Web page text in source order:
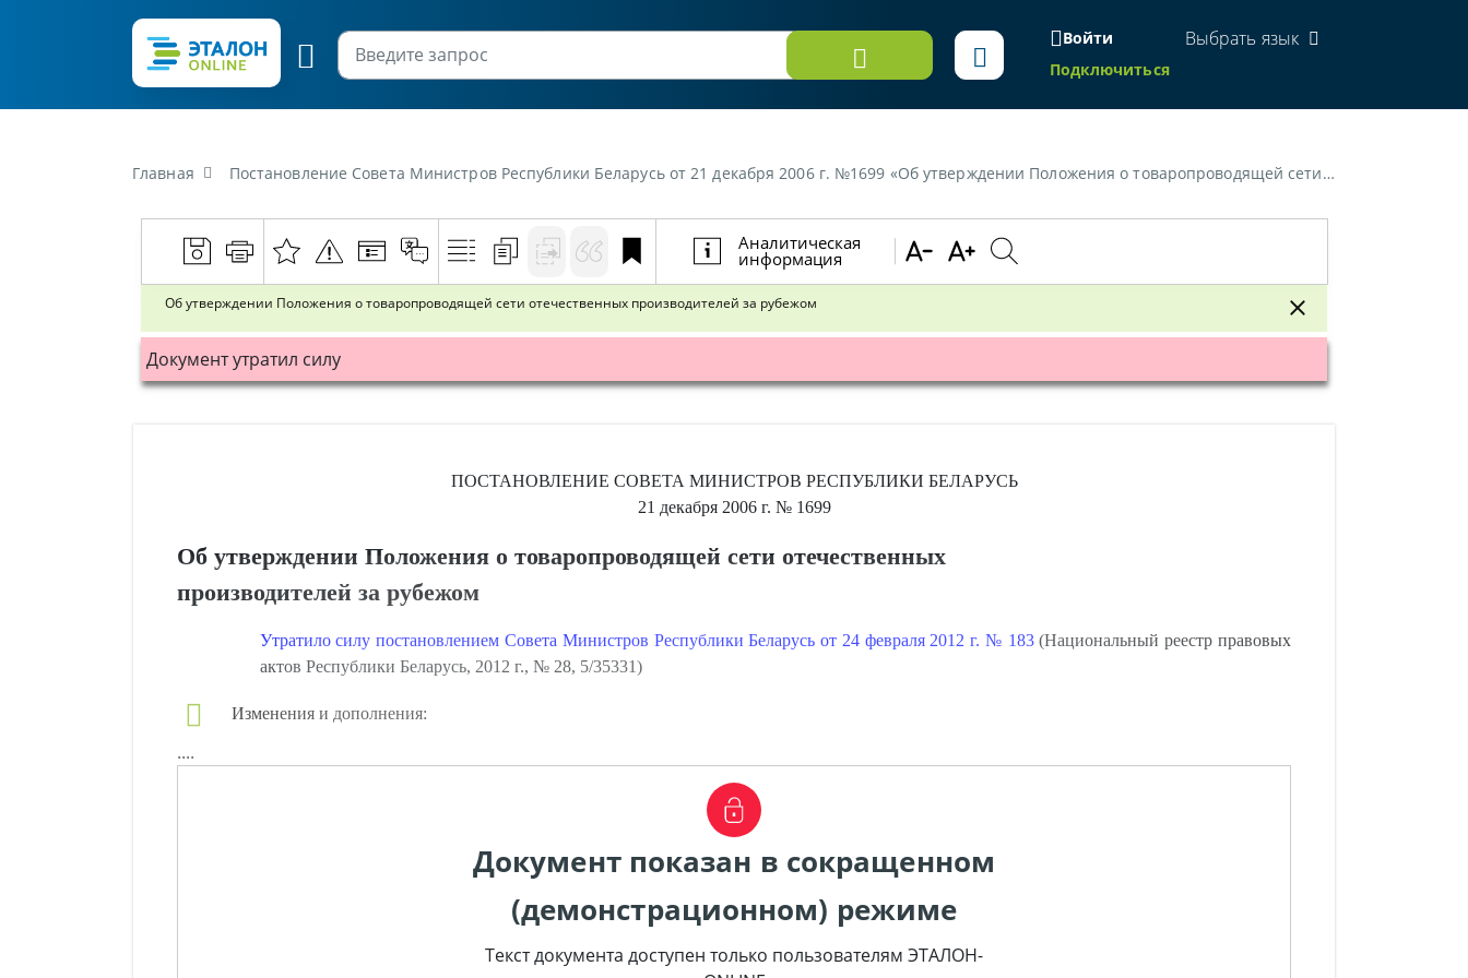
Войти
Подключиться
Выбрать язык
Главная Постановление Совета Министров Республики Беларусь от 21 декабря 2006 г. №1699 «Об утверждении Положения о товаропроводящей сети отечественных производителей за рубежом»
Аналитическая
информация
Об утверждении Положения о товаропроводящей сети отечественных производителей за рубежом
Документ утратил силу
ПОСТАНОВЛЕНИЕ СОВЕТА МИНИСТРОВ РЕСПУБЛИКИ БЕЛАРУСЬ
21 декабря 2006 г. № 1699
Об утверждении Положения о товаропроводящей сети отечественных
производителей за рубежом
Утратило силу постановлением Совета Министров Республики Беларусь от 24 февраля 2012 г. № 183(Национальный реестр правовых
актов Республики Беларусь, 2012 г., № 28, 5/35331)
Изменения и дополнения:
....
Документ показан в сокращенном
(демонстрационном) режиме
Текст документа доступен только пользователям ЭТАЛОН-